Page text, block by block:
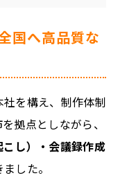
国へ高品質な
を構え、制作体制
拠点としながら、
し）・会議録作成
した。